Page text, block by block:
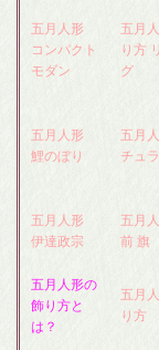
五月人形
コンパクト
モダン
五月
り方
グ
五月人形
鯉のぼり
五月
チュ
五月人形
伊達政宗
五月
前 旗
五月人形の
飾り方と
は？
五月
り方